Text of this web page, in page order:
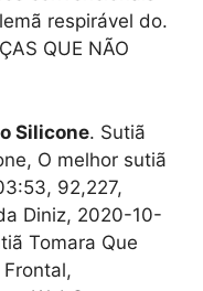
respirável do.
QUE NÃO
Silicone. Sutiã
O melhor sutiã
92,227,
Diniz, 2020-10-
Tomara Que